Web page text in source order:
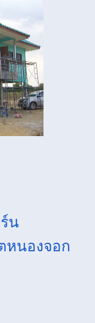
น
หนองจอก